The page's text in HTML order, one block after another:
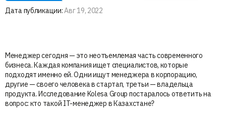
Дата публикации:Авг 19, 2022
Менеджер сегодня — это неотъемлемая часть современного
бизнеса. Каждая компания ищет специалистов, которые
подходят именно ей. Одни ищут менеджера в корпорацию,
другие — своего человека в стартап, третьи — владельца
продукта. Исследование Kolesa Group постаралось ответить на
вопрос: кто такой IT-менеджер в Казахстане?